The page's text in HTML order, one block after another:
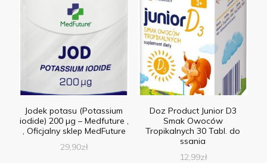
Jodek potasu (Potassium
iodide) 200 µg – Medfuture ,
, Oficjalny sklep MedFuture
29,90zł
Doz Product Junior D3
Smak Owoców
Tropikalnych 30 Tabl. do
ssania
12,99zł